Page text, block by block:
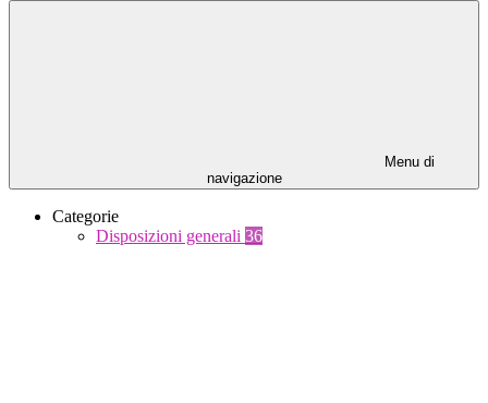
Menu di
navigazione
Categorie
Disposizioni generali 36